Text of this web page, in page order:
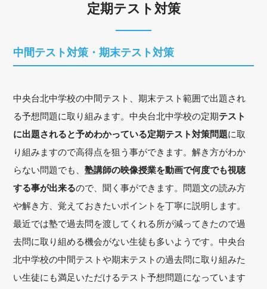
定期テスト対策
中間テスト対策・期末テスト対策
中央台北中学校の中間テスト、期末テスト範囲で出題され
る予想問題に取り組みます。中央台北中学校の定期テスト
に出題されると予めわかっている定期テスト対策問題に取
り組みますので高得点を狙う事ができます。解き方がわか
らない問題でも、塾講師の映像授業を動画で何度でも視聴
する事が出来るので、聞く事ができます。問題文の読み方
や解き方、覚えておきたいポイントを丁寧に説明します。
最近では塾で過去問を渡してくれる所が減ってきたので過
去問に取り組める機会がない生徒も多いようです。中央台
北中学校の中間テストや期末テストの過去問に取り組みた
い生徒にも満足いただけるテスト予想問題になっています